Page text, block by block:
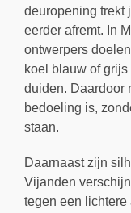
deuropening trekt
eerder afremt. In
ontwerpers
koel blauw of
duiden. Daardoor
bedoeling is,
staan.
Daarnaast zijn
Vijanden
tegen een lichtere